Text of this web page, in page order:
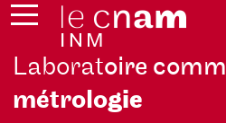
Laboratoire comm
métrologie